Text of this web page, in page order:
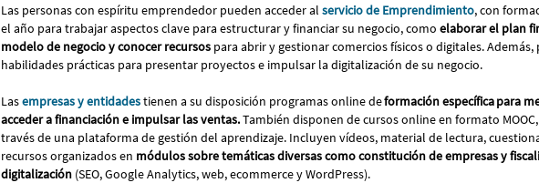
Las personas con espíritu emprendedor pueden acceder al servicio de Emprendimiento, con
el año para trabajar aspectos clave para estructurar y financiar su negocio, como elaborar el plan
modelo de negocio y conocer recursos para abrir y gestionar comercios físicos o digitales.
habilidades prácticas para presentar proyectos e impulsar la digitalización de su negocio.
Lasempresas y entidadestienen a su disposición programas online deformación específica para
acceder a financiación e impulsar las ventas.También disponen de cursos online en formato MOOC,
través de una plataforma de gestión del aprendizaje. Incluyen vídeos, material de lectura,
recursos organizados en módulos sobre temáticas diversas como constitución de empresas y
digitalización (SEO, Google Analytics, web, ecommerce y WordPress).